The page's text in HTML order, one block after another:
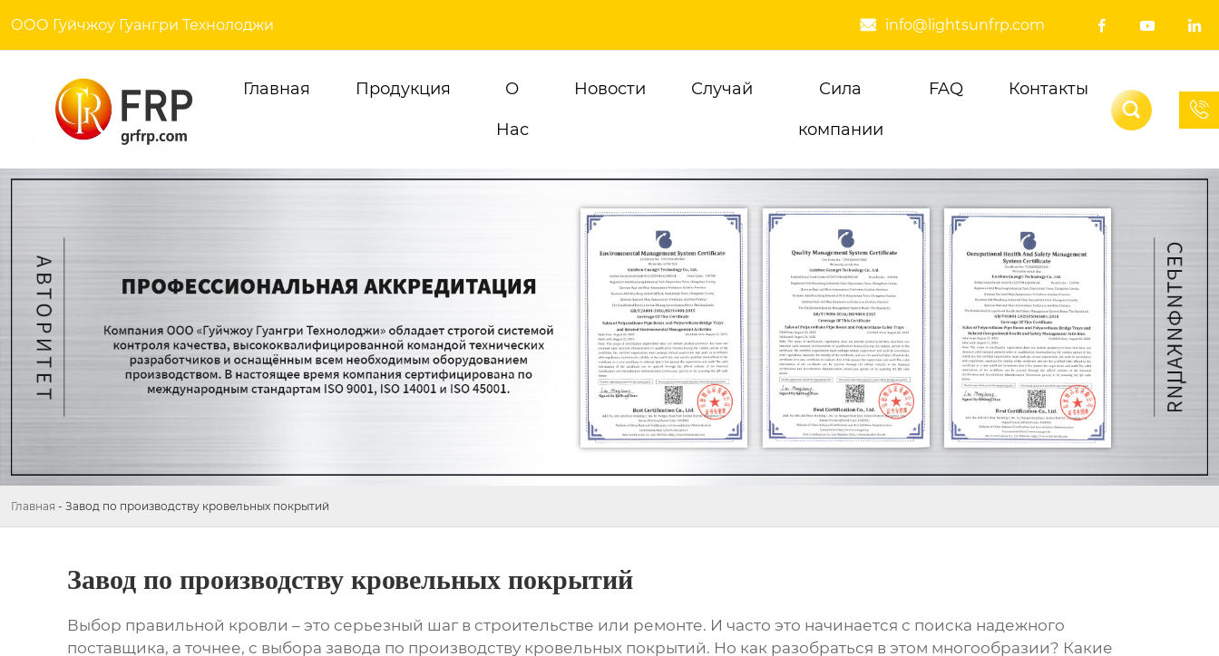
ООО Гуйчжоу Гуангри Технолоджи  info@lightsunfrp.com   
Главная Продукция О
Hас
Новости Случай Сила
компании
FAQ
Контакты


Главная - Завод по производству кровельных покрытий
Завод по производству кровельных покрытий
Выбор правильной кровли – это серьезный шаг в строительстве или ремонте. И часто это начинается с поиска надежного
поставщика, а точнее, с выбора завода по производству кровельных покрытий. Но как разобраться в этом многообразии? Какие